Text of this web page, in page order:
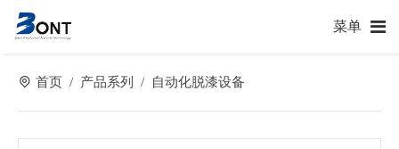
菜单
首页 / 产品系列 / 自动化脱漆设备